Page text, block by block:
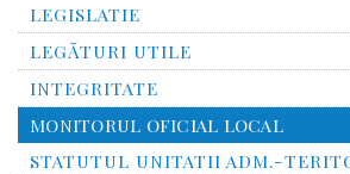
LEGISLATIE
LEGĂTURI UTILE
INTEGRITATE
MONITORUL OFICIAL LOCAL
STATUTUL UNITATII ADM.-